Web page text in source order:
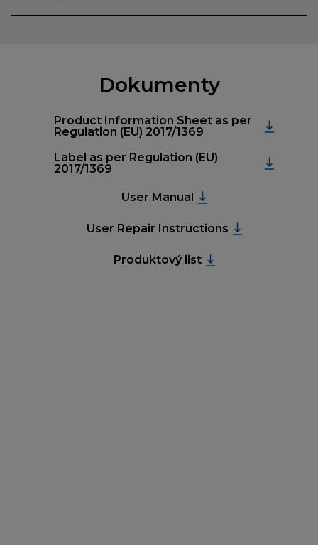
Dokumenty
Product Information Sheet as per
Regulation (EU) 2017/1369
Label as per Regulation (EU)
2017/1369
User Manual
User Repair Instructions
Produktový list